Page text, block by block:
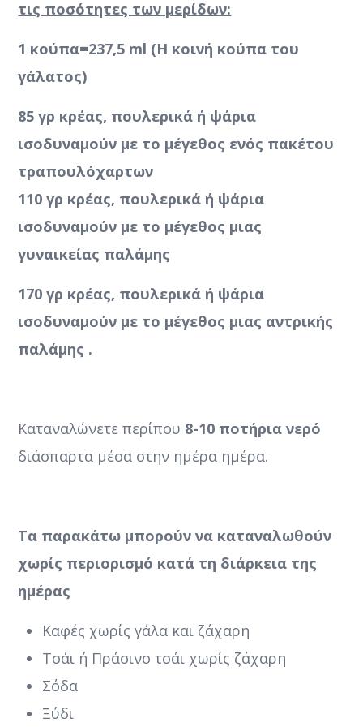
τις ποσότητες των μερίδων:
1 κούπα=237,5 ml (Η κοινή κούπα του
γάλατος)
85 γρ κρέας, πουλερικά ή ψάρια
ισοδυναμούν με το μέγεθος ενός πακέτου
τραπουλόχαρτων
110 γρ κρέας, πουλερικά ή ψάρια
ισοδυναμούν με το μέγεθος μιας
γυναικείας παλάμης
170 γρ κρέας, πουλερικά ή ψάρια
ισοδυναμούν με το μέγεθος μιας αντρικής
παλάμης .
Καταναλώνετε περίπου 8-10 ποτήρια νερό
διάσπαρτα μέσα στην ημέρα ημέρα.
Τα παρακάτω μπορούν να καταναλωθούν
χωρίς περιορισμό κατά τη διάρκεια της
ημέρας
Καφές χωρίς γάλα και ζάχαρη
Τσάι ή Πράσινο τσάι χωρίς ζάχαρη
Σόδα
Ξύδι